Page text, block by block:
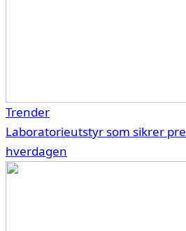
Trender
Laboratorieutstyr som sikrer
hverdagen